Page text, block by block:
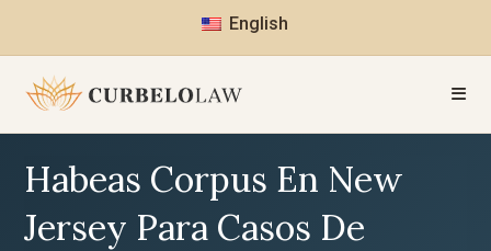
English
Habeas Corpus En New
Jersey Para Casos De